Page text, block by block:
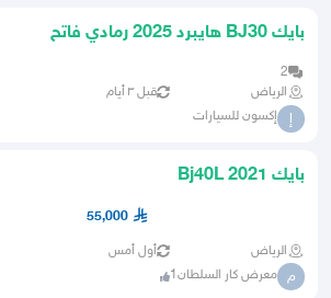
بايك BJ30 هايبرد 2025 رمادي فاتح
2
الرياض
قبل ٣ أيام
إ إكسون للسيارات
بايك Bj40L 2021
55,000
الرياض أول أمس
م معرض كار السلطان1